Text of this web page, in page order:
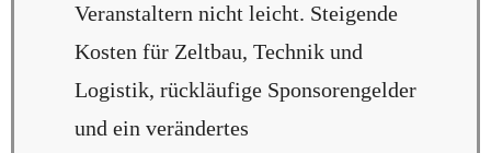
Veranstaltern nicht leicht. Steigende
Kosten für Zeltbau, Technik und
Logistik, rückläufige Sponsorengelder
und ein verändertes